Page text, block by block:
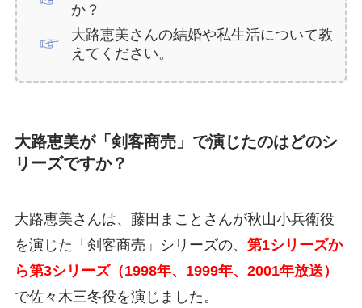
か？
大路恵美さんの結婚や私生活について教
えてください。
大路恵美が「剣客商売」で演じたのはどのシ
リーズですか？
大路恵美さんは、藤田まことさんが秋山小兵衛役
を演じた「剣客商売」シリーズの、 第1シリーズか
ら第3シリーズ（1998年、1999年、2001年放送）
で佐々木三冬役を演じました。